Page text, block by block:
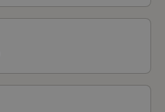
Pfad, der zum
im Hinterhaus führt.
ein kleines
Rückwand ich ein
Fotos). Während eures
nach Absprache eine
oder bei schlechtem